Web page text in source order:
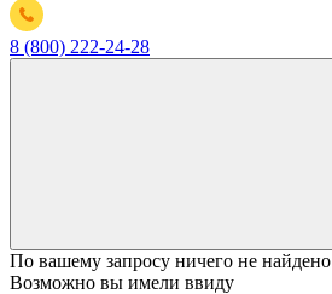
8 (800) 222-24-28
По вашему запросу ничего не найдено
Возможно вы имели ввиду